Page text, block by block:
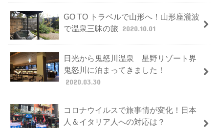
GO TO トラベルで山形へ！山形座瀧波
で温泉三昧の旅 2020.10.01
日光から鬼怒川温泉 星野リゾート界
鬼怒川に泊まってきました！
2020.03.30
コロナウイルスで旅事情が変化！日本
人＆イタリア人への対応は？